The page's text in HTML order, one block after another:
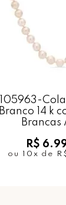
105963-
Branco 14 k
Brancas
R$
ou 10x de